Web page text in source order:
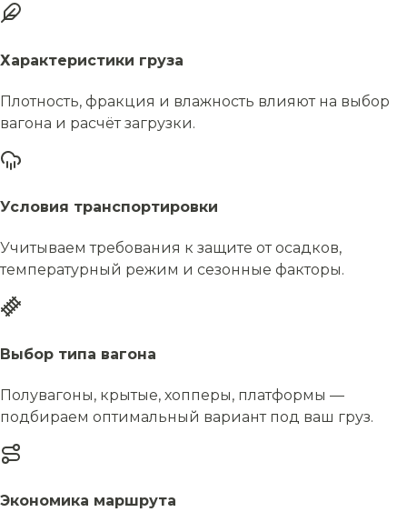
Характеристики груза
Плотность, фракция и влажность влияют на выбор
вагона и расчёт загрузки.
Условия транспортировки
Учитываем требования к защите от осадков,
температурный режим и сезонные факторы.
Выбор типа вагона
Полувагоны, крытые, хопперы, платформы —
подбираем оптимальный вариант под ваш груз.
Экономика маршрута